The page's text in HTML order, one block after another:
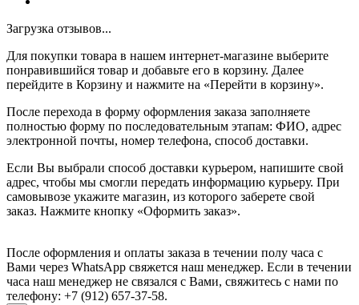
Загрузка отзывов...
Для покупки товара в нашем интернет-магазине выберите
понравившийся товар и добавьте его в корзину. Далее
перейдите в Корзину и нажмите на «Перейти в корзину».
После перехода в форму оформления заказа заполняете
полностью форму по последовательным этапам: ФИО, адрес
электронной почты, номер телефона, способ доставки.
Если Вы выбрали способ доставки курьером, напишите свой
адрес, чтобы мы смогли передать информацию курьеру. При
самовывозе укажите магазин, из которого заберете свой
заказ. Нажмите кнопку «Оформить заказ».
После оформления и оплаты заказа в течении полу часа с
Вами через WhatsApp свяжется наш менеджер. Если в течении
часа наш менеджер не связался с Вами, свяжитесь с нами по
телефону: +7 (912) 657-37-58.